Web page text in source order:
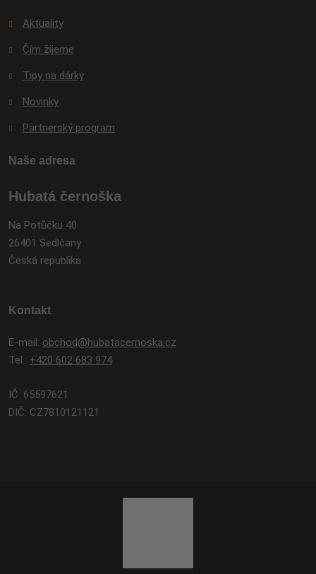
Aktuality
Čím žijeme
Tipy na dárky
Novinky
Partnerský program
Naše adresa
Hubatá černoška
Na Potůčku 40
26401 Sedlčany
Česká republika
Kontakt
E-mail: obchod@hubatacernoska.cz
Tel.: +420 602 683 974
IČ: 65597621
DIČ: CZ7810121121